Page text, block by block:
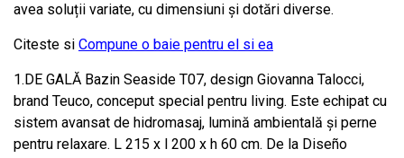
avea soluții variate, cu dimensiuni și dotări diverse.
Citeste si Compune o baie pentru el si ea
1.DE GALĂ Bazin Seaside T07, design Giovanna Talocci,
brand Teuco, conceput special pentru living. Este echipat cu
sistem avansat de hidromasaj, lumină ambientală și perne
pentru relaxare. L 215 x l 200 x h 60 cm. De la Diseño